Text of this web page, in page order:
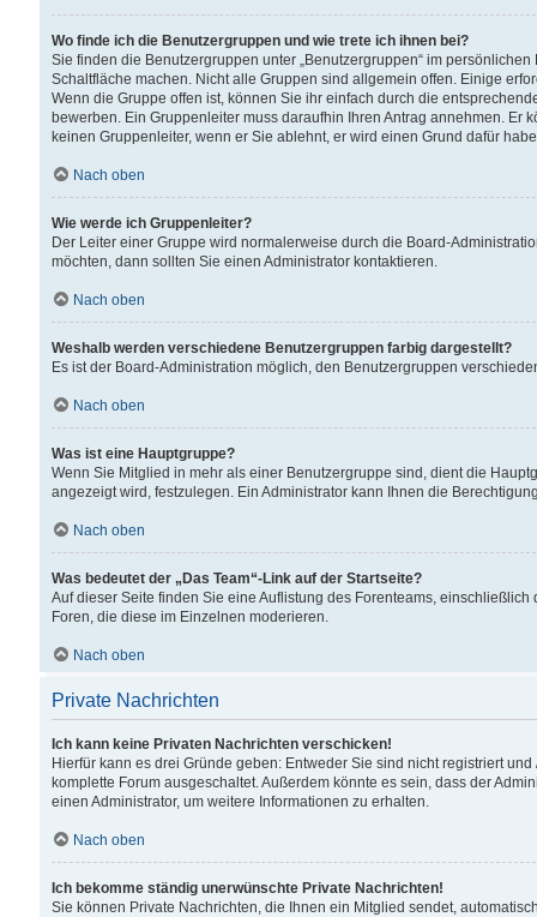
Wo finde ich die Benutzergruppen und wie trete ich ihnen bei?
Sie finden die Benutzergruppen unter „Benutzergruppen“ im
Schaltfläche machen. Nicht alle Gruppen sind allgemein offen. Einige
Wenn die Gruppe offen ist, können Sie ihr einfach durch die
bewerben. Ein Gruppenleiter muss daraufhin Ihren Antrag annehmen.
keinen Gruppenleiter, wenn er Sie ablehnt, er wird einen Grund dafür
Nach oben
Wie werde ich Gruppenleiter?
Der Leiter einer Gruppe wird normalerweise durch die Board-
möchten, dann sollten Sie einen Administrator kontaktieren.
Nach oben
Weshalb werden verschiedene Benutzergruppen farbig dargestellt?
Es ist der Board-Administration möglich, den Benutzergruppen
Nach oben
Was ist eine Hauptgruppe?
Wenn Sie Mitglied in mehr als einer Benutzergruppe sind, dient die
angezeigt wird, festzulegen. Ein Administrator kann Ihnen die
Nach oben
Was bedeutet der „Das Team“-Link auf der Startseite?
Auf dieser Seite finden Sie eine Auflistung des Forenteams,
Foren, die diese im Einzelnen moderieren.
Nach oben
Private Nachrichten
Ich kann keine Privaten Nachrichten verschicken!
Hierfür kann es drei Gründe geben: Entweder Sie sind nicht registriert
komplette Forum ausgeschaltet. Außerdem könnte es sein, dass der
einen Administrator, um weitere Informationen zu erhalten.
Nach oben
Ich bekomme ständig unerwünschte Private Nachrichten!
Sie können Private Nachrichten, die Ihnen ein Mitglied sendet,